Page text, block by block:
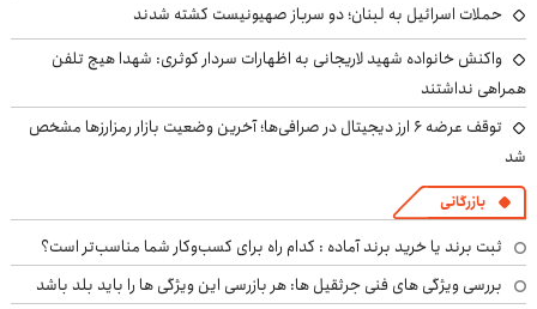
حملات اسرائیل به لبنان؛ دو سرباز صهیونیست کشته شدند
واکنش خانواده شهید لاریجانی به اظهارات سردار کوثری: شهدا هیچ تلفن
همراهی نداشتند
توقف عرضه ۶ ارز دیجیتال در صرافی‌ها؛ آخرین وضعیت بازار رمزارزها مشخص
شد
بازرگانی
ثبت برند یا خرید برند آماده : کدام راه برای کسب‌وکار شما مناسب‌تر است؟
بررسی ویژگی های فنی جرثقیل ها: هر بازرسی این ویژگی ها را باید بلد باشد